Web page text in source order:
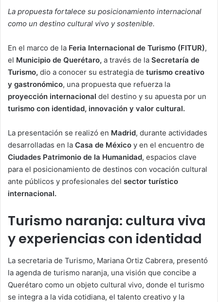
La propuesta fortalece su posicionamiento internacional
como un destino cultural vivo y sostenible.
En el marco de la Feria Internacional de Turismo (FITUR),
el Municipio de Querétaro, a través de la Secretaría de
Turismo, dio a conocer su estrategia de turismo creativo
y gastronómico, una propuesta que refuerza la
proyección internacional del destino y su apuesta por un
turismo con identidad, innovación y valor cultural.
La presentación se realizó en Madrid, durante actividades
desarrolladas en la Casa de México y en el encuentro de
Ciudades Patrimonio de la Humanidad, espacios clave
para el posicionamiento de destinos con vocación cultural
ante públicos y profesionales del sector turístico
internacional.
Turismo naranja: cultura viva
y experiencias con identidad
La secretaria de Turismo, Mariana Ortiz Cabrera, presentó
la agenda de turismo naranja, una visión que concibe a
Querétaro como un objeto cultural vivo, donde el turismo
se integra a la vida cotidiana, el talento creativo y la